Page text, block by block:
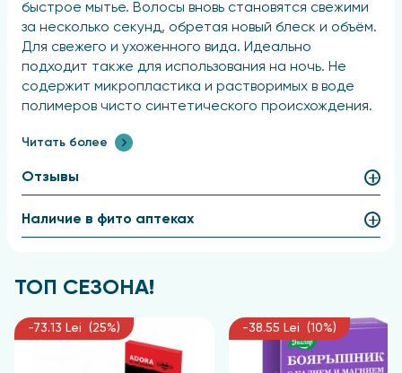
быстрое мытье. Волосы вновь становятся свежими
за несколько секунд, обретая новый блеск и объём.
Для свежего и ухоженного вида. Идеально
подходит также для использования на ночь. Не
содержит микропластика и растворимых в воде
полимеров чисто синтетического происхождения.
Состав
БУТАН, ПРОПАН, ОКТЕНИЛСУКЦИНАТ
СПИРТ, AQUA, DISTEARYLDIMONIUM CHLORIDE,
магазине, может отличаться от состава,
Инструкция по применению
Читать более
Отзывы
Наличие в фито аптеках
ТОП СЕЗОНА!
-73.13 Lei (25%) -38.55 Lei (10%)